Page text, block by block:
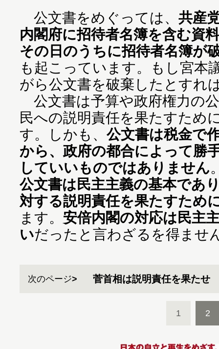
公文書をめぐっては、 共産
内閣府に招待者名簿を含む資
その日のうちに招待者名簿が
も起こっています。もし宮本
がら公文書を破棄したとすれ
公文書は予算や政府権力の
民への説明責任を果たすため
す。しかも、 公文書は税金で
から、政府の都合によって勝
していいものではありません
公文書は民主主義の基本であ
対する説明責任を果たすため
ます。 安倍内閣の対応は民主
いだったと言わざるを得ませ
次のページ 菅首相は説明責任を果たせ
1 2